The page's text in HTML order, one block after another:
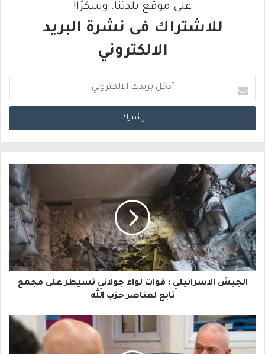
على موقع بلدتنا. وشكرًا!
للاشتراك فى نشرة البريد
الالكتروني
د
خ
ب
ر
ي
د
ك
ا
إ
ل
الجيش الاسرائيلي : قوات لواء جولاني تسيطر على مجمع
تابع لعناصر حزب الله